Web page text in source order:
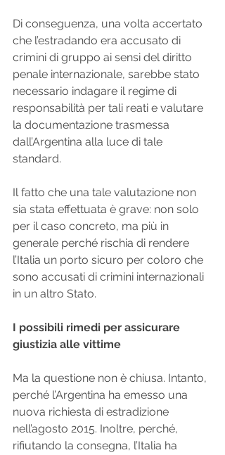
Di conseguenza, una volta accertato
che l’estradando era accusato di
crimini di gruppo ai sensi del diritto
penale internazionale, sarebbe stato
necessario indagare il regime di
responsabilità per tali reati e valutare
la documentazione trasmessa
dall’Argentina alla luce di tale
standard.
Il fatto che una tale valutazione non
sia stata effettuata è grave: non solo
per il caso concreto, ma più in
generale perché rischia di rendere
l’Italia un porto sicuro per coloro che
sono accusati di crimini internazionali
in un altro Stato.
I possibili rimedi per assicurare
giustizia alle vittime
Ma la questione non è chiusa. Intanto,
perché l’Argentina ha emesso una
nuova richiesta di estradizione
nell’agosto 2015. Inoltre, perché,
rifiutando la consegna, l’Italia ha